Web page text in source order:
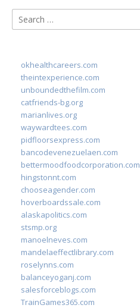
Search
for:
okhealthcareers.com
theintexperience.com
unboundedthefilm.com
catfriends-bg.org
marianlives.org
waywardtees.com
pidfloorsexpress.com
bancodevenezuelaen.com
bettermoodfoodcorporation.com
hingstonnt.com
chooseagender.com
hoverboardssale.com
alaskapolitics.com
stsmp.org
manoelneves.com
mandelaeffectlibrary.com
roselynns.com
balanceyoganj.com
salesforceblogs.com
TrainGames365.com